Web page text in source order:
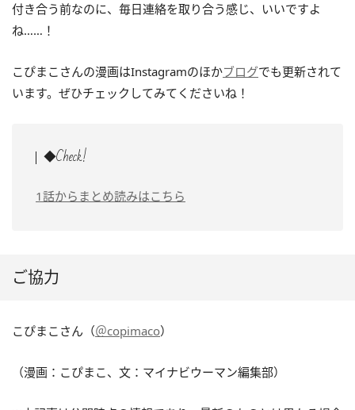
付き合う前なのに、毎日連絡を取り合う感じ、いいですよ
ね……！
こぴまこさんの漫画はInstagramのほかブログでも更新されて
います。ぜひチェックしてみてくださいね！
◆Check!
1話からまとめ読みはこちら
ご協力
こぴまこさん（＠copimaco）
（漫画：こぴまこ、文：マイナビウーマン編集部）